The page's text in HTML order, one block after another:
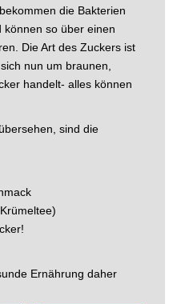
die Bakterien
können so über einen
Die Art des Zuckers ist
nun um braunen,
handelt- alles können
sind die
Ernährung daher